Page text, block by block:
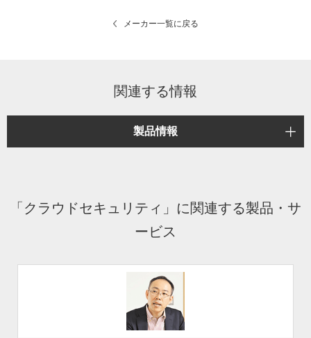
メーカー一覧に戻る
関連する情報
製品情報
「クラウドセキュリティ」に関連する製品・サ
ービス